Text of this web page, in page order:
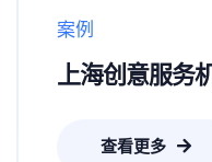
案例
上海创意服务
查看更多